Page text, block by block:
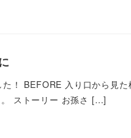
！ BEFORE 入り口から見
。 ストーリー お孫さ […]